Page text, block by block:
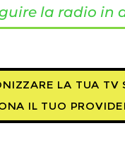
la radio in
LA TUA TV
IL TUO